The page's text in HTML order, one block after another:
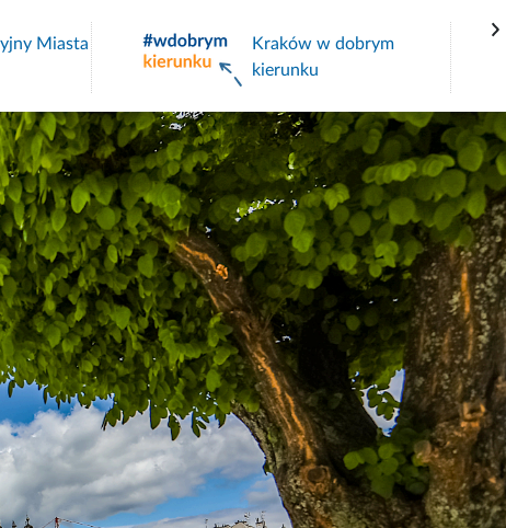
Miasta
Kraków w dobrym
kierunku